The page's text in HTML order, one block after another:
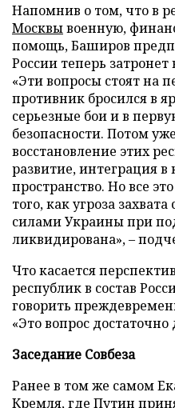
Напомнив о том, что в
Москвывоенную,
помощь, Баширов
России теперь
«Эти вопросы стоят на
противник бросился в
серьезные бои и в
безопасности. Потом
восстановление этих
развитие, интеграция в
пространство. Но все
того, как угроза
силами Украины при
ликвидирована», –
Что касается
республик в состав
говорить
«Это вопрос
Заседание Совбеза
Ранее в том же самом
Кремля, где Путин